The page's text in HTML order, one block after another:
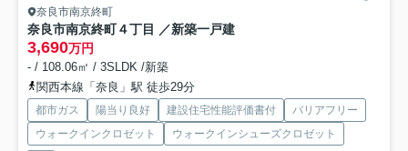
奈良市南京終町
奈良市南京終町４丁目 ／新築一戸建
3,690万円
- / 108.06㎡ / 3SLDK /新築
関西本線「奈良」駅 徒歩29分
都市ガス 陽当り良好 建設住宅性能評価書付
バリアフリー
ウォークインクロゼット
ウォークインシューズクロゼット